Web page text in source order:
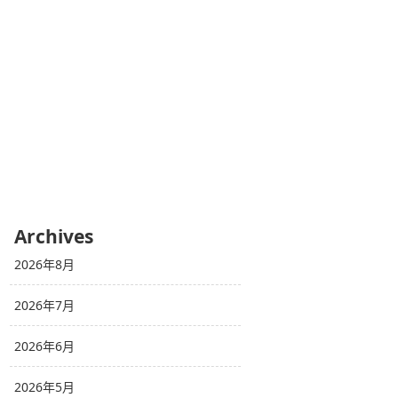
Archives
2026年8月
2026年7月
2026年6月
2026年5月